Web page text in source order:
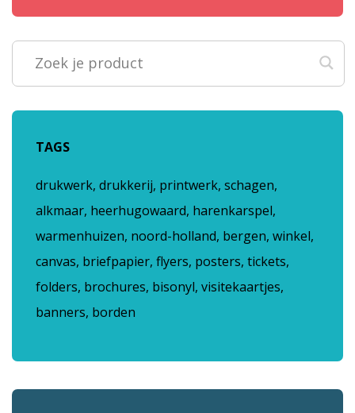
TAGS
drukwerk, drukkerij, printwerk, schagen,
alkmaar, heerhugowaard, harenkarspel,
warmenhuizen, noord-holland, bergen, winkel,
canvas, briefpapier, flyers, posters, tickets,
folders, brochures, bisonyl, visitekaartjes,
banners, borden